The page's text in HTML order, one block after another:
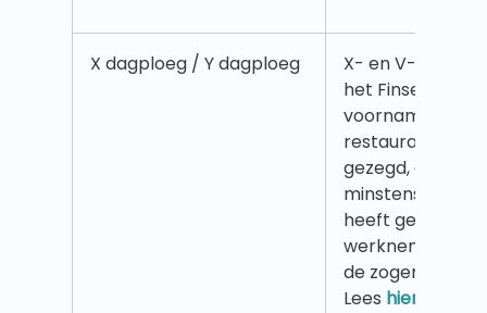
X dagploeg / Y dagploeg
X- en V-dagen
het Finse
voornamelijk
gezegd, als een
minstens 5
heeft gewerkt,
werknemer
de
Lees hier